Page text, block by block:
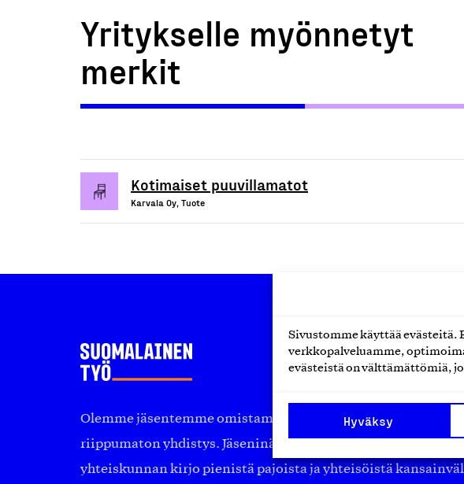
Sivustomme käyttää evästeitä.
verkkopalveluamme,
evästeistä on välttämättömiä,
Hyväksy
Yritykselle myönnetyt
merkit
Kotimaiset puuvillamatot
Karvala Oy, Tuote
Olemme jäsentemme omistama puolueeton,
riippumaton yhdistys. Jäseninämme on koko suomalaisen
yhteiskunnan kirjo pienistä pajoista ja yhteisöistä